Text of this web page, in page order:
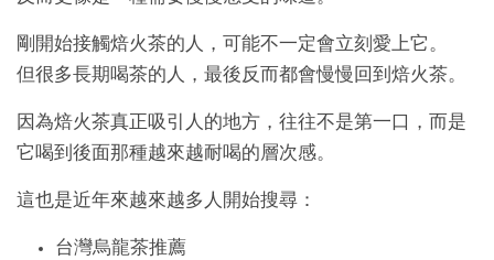
剛開始接觸焙火茶的人，可能不一定會立刻愛上它。
但很多長期喝茶的人，最後反而都會慢慢回到焙火茶。
因為焙火茶真正吸引人的地方，往往不是第一口，而是
它喝到後面那種越來越耐喝的層次感。
這也是近年來越來越多人開始搜尋：
台灣烏龍茶推薦